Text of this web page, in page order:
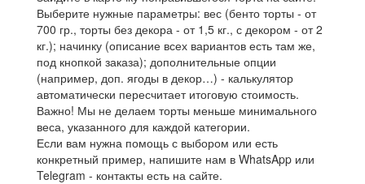
Выберите нужные параметры: вес (бенто торты - от
700 гр., торты без декора - от 1,5 кг., с декором - от 2
кг.); начинку (описание всех вариантов есть там же,
под кнопкой заказа); дополнительные опции
(например, доп. ягоды в декор…) - калькулятор
автоматически пересчитает итоговую стоимость.
Важно! Мы не делаем торты меньше минимального
веса, указанного для каждой категории.
Если вам нужна помощь с выбором или есть
конкретный пример, напишите нам в WhatsApp или
Telegram - контакты есть на сайте.